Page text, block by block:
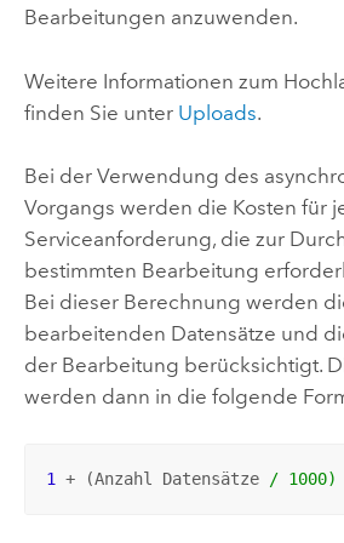
Bearbeitungen anzuwenden.
Weitere Informationen zum
finden Sie unter Uploads.
Bei der Verwendung des
Vorgangs werden die Kosten für
Serviceanforderung, die zur
bestimmten Bearbeitung
Bei dieser Berechnung werden
bearbeitenden Datensätze und
der Bearbeitung berücksichtigt.
werden dann in die folgende
1 + (Anzahl Datensätze / 1000)